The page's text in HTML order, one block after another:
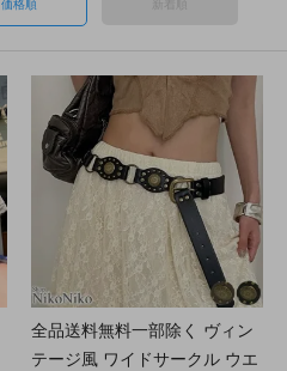
価格順
全品送料無料一部除く ヴィン
テージ風 ワイドサークル ウエ